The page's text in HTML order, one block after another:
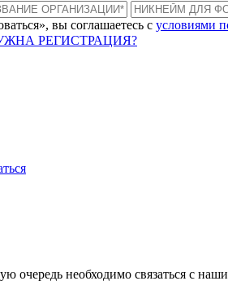
вы соглашаетесь с условиями
РЕГИСТРАЦИЯ?
очередь необходимо связаться с